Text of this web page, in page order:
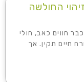
החולשה
חווים כאב, חולי
חיים תקין. אך